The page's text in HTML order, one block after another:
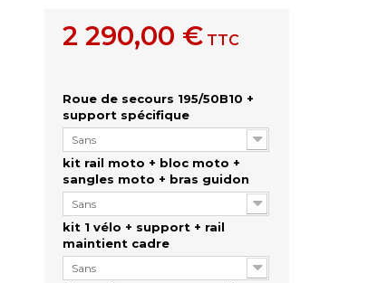
2 290,00 €TTC
Roue de secours 195/50B10 +
support spécifique
Sans
kit rail moto + bloc moto +
sangles moto + bras guidon
Sans
kit 1 vélo + support + rail
maintient cadre
Sans